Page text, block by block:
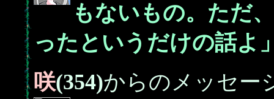
もないもの。ただ
ったというだけの話よ
咲(354)からのメッセー